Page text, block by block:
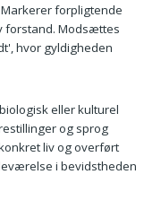
forpligtende
forstand. Modsættes
hvor gyldigheden
eller kulturel
og sprog
liv og overført
i bevidstheden